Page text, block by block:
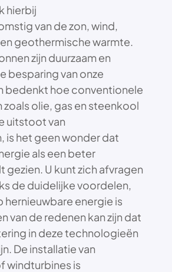
hierbij
van de zon, wind,
geothermische warmte.
zijn duurzaam en
besparing van onze
bedenkt hoe conventionele
olie, gas en steenkool
uitstoot van
is het geen wonder dat
als een beter
U kunt zich afvragen
de duidelijke voordelen,
hernieuwbare energie is
van de redenen kan zijn dat
in deze technologieën
De installatie van
windturbines is